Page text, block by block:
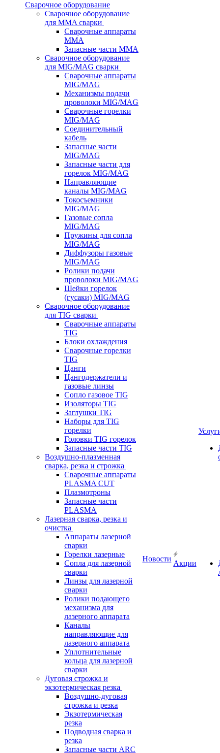
Сварочное оборудование
Сварочное оборудование
для MMA сварки
Сварочные аппараты
MMA
Запасные части MMA
Сварочное оборудование
для MIG/MAG сварки
Сварочные аппараты
MIG/MAG
Механизмы подачи
проволоки MIG/MAG
Сварочные горелки
MIG/MAG
Соединительный
кабель
Запасные части
MIG/MAG
Запасные части для
горелок MIG/MAG
Направляющие
каналы MIG/MAG
Токосъемники
MIG/MAG
Газовые сопла
MIG/MAG
Пружины для сопла
MIG/MAG
Диффузоры газовые
MIG/MAG
Ролики подачи
проволоки MIG/MAG
Шейки горелок
(гусаки) MIG/MAG
Сварочное оборудование
для TIG сварки
Сварочные аппараты
TIG
Блоки охлаждения
Сварочные горелки
TIG
Цанги
Цангодержатели и
газовые линзы
Сопло газовое TIG
Изоляторы TIG
Заглушки TIG
Наборы для TIG
горелки
Головки TIG горелок
Запасные части TIG
Воздушно-плазменная
сварка, резка и строжка
Сварочные аппараты
PLASMA CUT
Плазмотроны
Запасные части
PLASMA
Лазерная сварка, резка и
очистка
Аппараты лазерной
сварки
Горелки лазерные
Сопла для лазерной
сварки
Линзы для лазерной
сварки
Ролики подающего
механизма для
лазерного аппарата
Каналы
направляющие для
лазерного аппарата
Уплотнительные
кольца для лазерной
сварки
Дуговая строжка и
экзотермическая резка
Воздушно-дуговая
строжка и резка
Экзотермическая
резка
Подводная сварка и
резка
Запасные части ARC
Новости
Акции